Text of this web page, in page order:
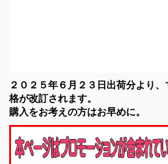
２０２５年６月２３日出荷分より
格が改訂されます。
購入をお考えの方はお早めに。